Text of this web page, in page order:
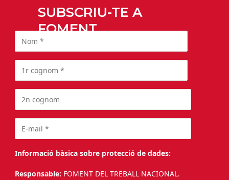
SUBSCRIU-TE A
FOMENT
Informació bàsica sobre protecció de dades:
Responsable: FOMENT DEL TREBALL NACIONAL.